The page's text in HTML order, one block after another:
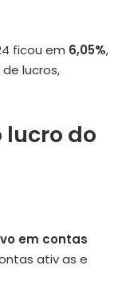
ficou em 6,05%,
lucros,
lucro do
em contas
ativ as e